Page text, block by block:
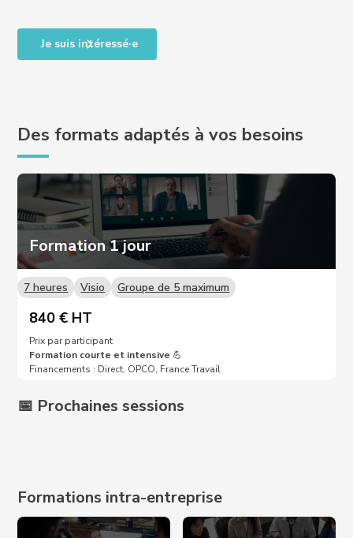
Je suis intéressé·e
Des formats adaptés à vos besoins
Formation 1 jour
7 heures Visio Groupe de 5 maximum
840 € HT
Prix par participant
Formation courte et intensive 💪
Financements : Direct, OPCO, France Travail
📅 Prochaines sessions
Formations intra-entreprise